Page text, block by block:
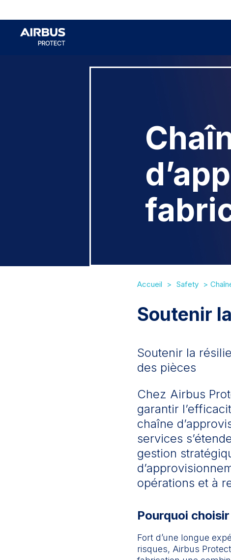
Accueil Safety
Soutenir
Soutenir la
des pièces
Chez Airbus
garantir
chaîne
services
gestion
opérations et à
Pourquoi
Fort d’une longue
risques, Airbus